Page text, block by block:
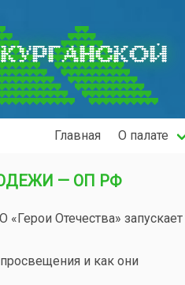
Главная О палате
— ОП РФ
Отечества» запускает
и как они